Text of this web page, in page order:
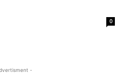
0
-